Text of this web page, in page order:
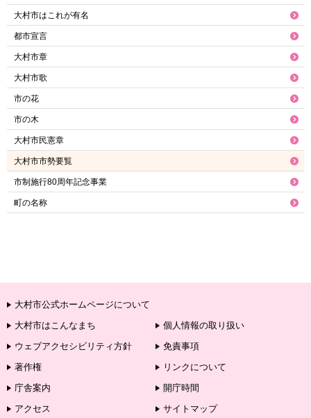
大村市はこれが有名
都市宣言
大村市章
大村市歌
市の花
市の木
大村市民憲章
大村市市勢要覧
市制施行80周年記念事業
町の名称
大村市公式ホームページについて
大村市はこんなまち
個人情報の取り扱い
ウェブアクセシビリティ方針
免責事項
著作権
リンクについて
庁舎案内
開庁時間
アクセス
サイトマップ